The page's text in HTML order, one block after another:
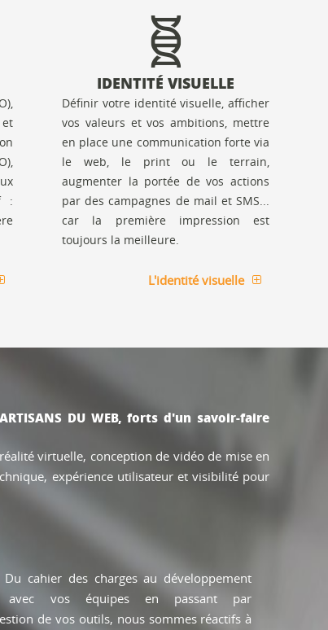
:
IDENTITÉ VISUELLE
Définir votre identité visuelle, afficher
vos valeurs et vos ambitions, mettre
en place une communication forte via
le web, le print ou le terrain,
augmenter la portée de vos actions
par des campagnes de mail et SMS...
car la première impression est
toujours la meilleure.
L'identité visuelle
DU WEB, forts d'un savoir-faire
virtuelle, conception de vidéo de mise en
expérience utilisateur et visibilité pour
cahier des charges au développement
avec vos équipes en passant par
de vos outils, nous sommes réactifs à